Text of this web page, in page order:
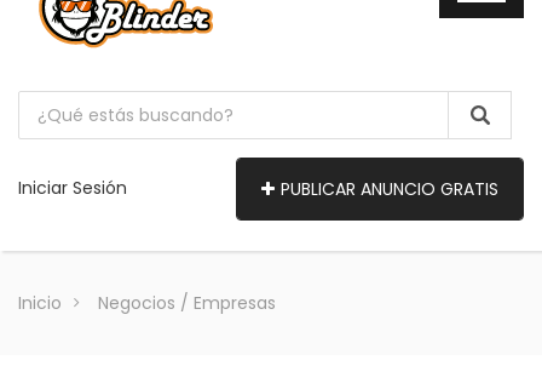
Iniciar Sesión PUBLICAR ANUNCIO GRATIS
Inicio Negocios / Empresas